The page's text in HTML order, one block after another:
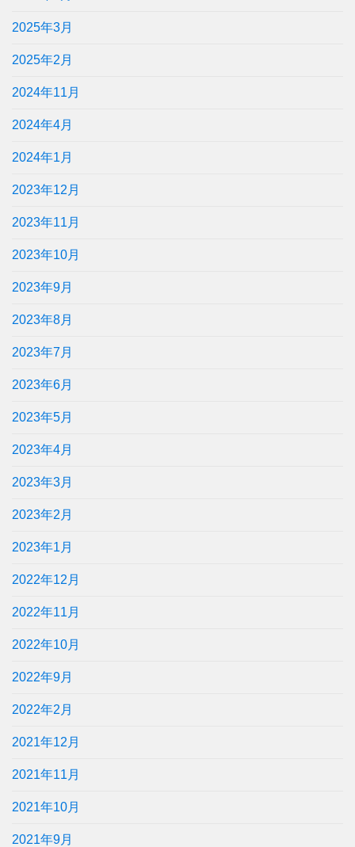
2025年3月
2025年2月
2024年11月
2024年4月
2024年1月
2023年12月
2023年11月
2023年10月
2023年9月
2023年8月
2023年7月
2023年6月
2023年5月
2023年4月
2023年3月
2023年2月
2023年1月
2022年12月
2022年11月
2022年10月
2022年9月
2022年2月
2021年12月
2021年11月
2021年10月
2021年9月